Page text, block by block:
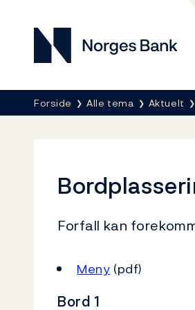
Norges Bank
Her er du nå:
Forside Alle tema Aktuelt
Forfall kan
Meny (pdf)
Bord 1